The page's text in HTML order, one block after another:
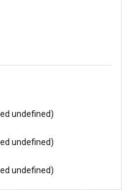
undefined)
undefined)
undefined)